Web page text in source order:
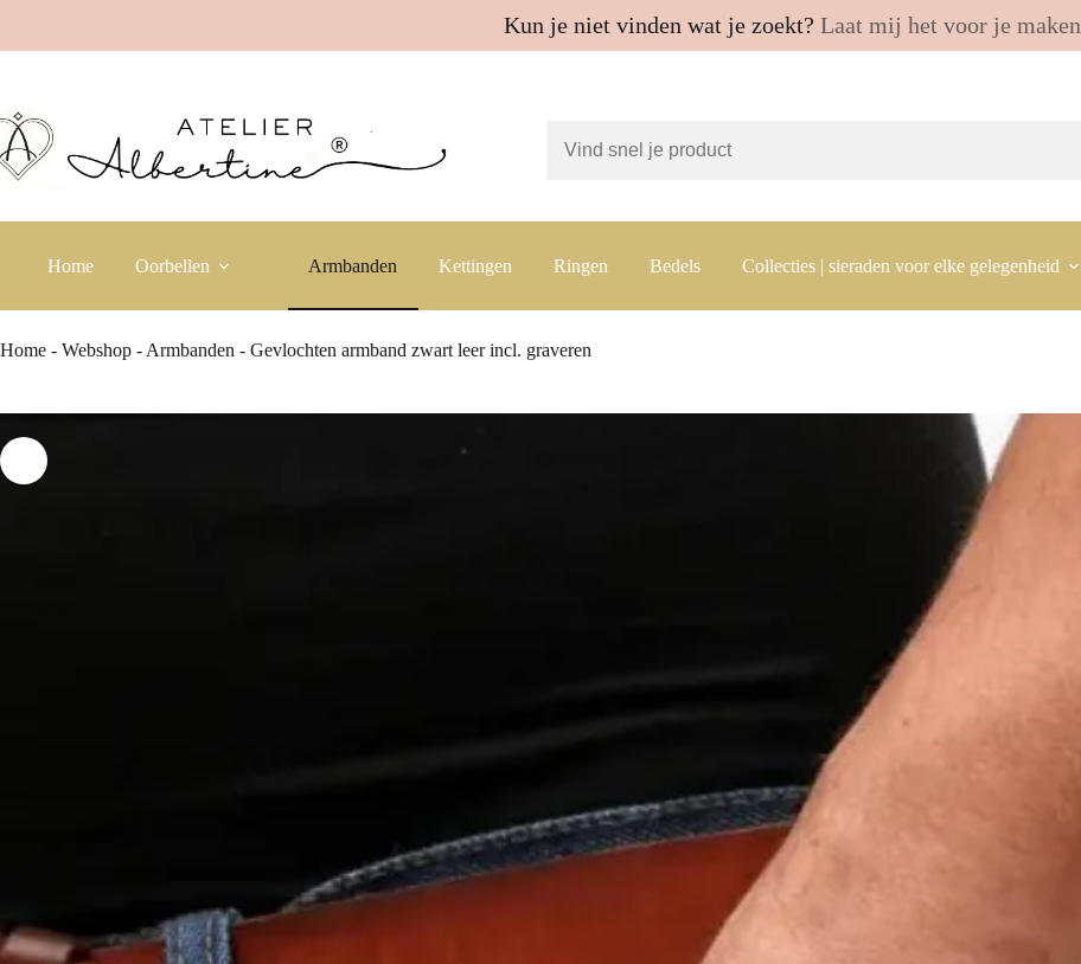
Kun je niet vinden wat je zoekt? Laat mij het voor je maken
naar
de
inhoud
Home Oorbellen Armbanden Kettingen Ringen Bedels Collecties | sieraden voor elke gelegenheid
Home - Webshop - Armbanden - Gevlochten armband zwart leer incl. graveren